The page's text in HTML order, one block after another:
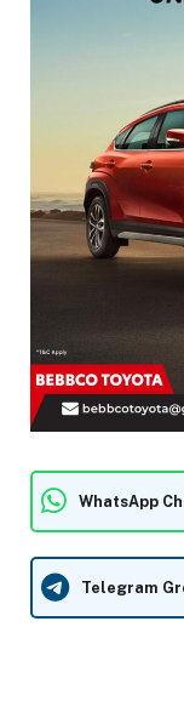
WhatsApp
Telegram